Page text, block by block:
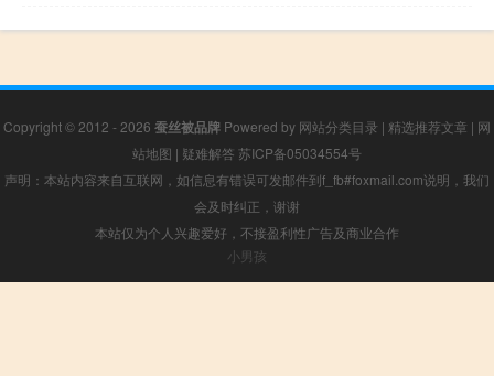
Copyright © 2012 - 2026 蚕丝被品牌 Powered by 网站分类目录 | 精选推荐文章 | 网
站地图 | 疑难解答 苏ICP备05034554号
声明：本站内容来自互联网，如信息有错误可发邮件到f_fb#foxmail.com说明，我们
会及时纠正，谢谢
本站仅为个人兴趣爱好，不接盈利性广告及商业合作
小男孩